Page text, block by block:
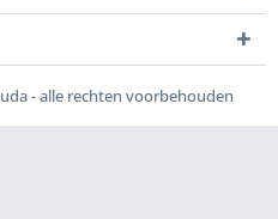
- alle rechten voorbehouden